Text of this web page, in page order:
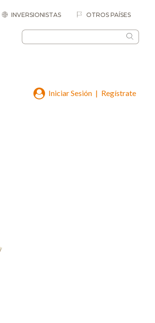
INVERSIONISTAS OTROS PAÍSES
Iniciar Sesión | Regístrate